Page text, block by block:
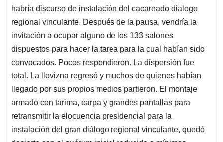
habría discurso de instalación del cacareado dialogo
regional vinculante. Después de la pausa, vendría la
invitación a ocupar alguno de los 133 salones
dispuestos para hacer la tarea para la cual habían sido
convocados. Pocos respondieron. La dispersión fue
total. La llovizna regresó y muchos de quienes habían
llegado por sus propios medios partieron. El montaje
armado con tarima, carpa y grandes pantallas para
retransmitir la elocuencia presidencial para la
instalación del gran diálogo regional vinculante, quedó